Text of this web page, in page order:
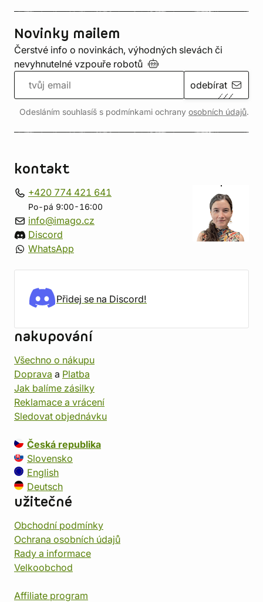
Novinky mailem
Čerstvé info o novinkách, výhodných slevách či
nevyhnutelné vzpouře robotů
odebírat
Odesláním souhlasíš s podmínkami ochrany osobních údajů.
kontakt
+420 774 421 641
Po-pá 9:00-16:00
info@imago.cz
Discord
WhatsApp
Přidej se na Discord!
nakupování
Všechno o nákupu
Doprava a Platba
Jak balíme zásilky
Reklamace a vrácení
Sledovat objednávku
Česká republika
Slovensko
English
Deutsch
užitečné
Obchodní podmínky
Ochrana osobních údajů
Rady a informace
Velkoobchod
Affiliate program